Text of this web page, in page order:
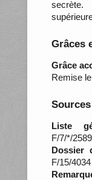
Grâces
Grâce
Remise
Sources
Liste
F/7/*/2589
Dossier
F/15/4034